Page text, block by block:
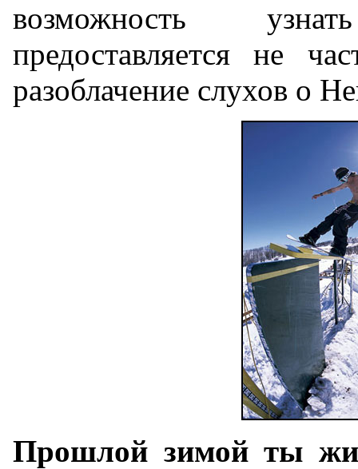
возможность
предоставляется не
разоблачение слухов о
Прошлой зимой ты